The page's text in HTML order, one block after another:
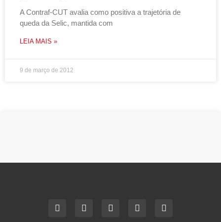
A Contraf-CUT avalia como positiva a trajetória de
queda da Selic, mantida com
LEIA MAIS »
9 de março de 2012